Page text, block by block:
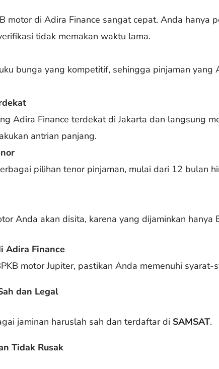
motor di Adira Finance sangat cepat. Anda hanya
tidak memakan waktu lama.
bunga yang kompetitif, sehingga pinjaman yang
Adira Finance terdekat di Jakarta dan langsung
antrian panjang.
pilihan tenor pinjaman, mulai dari 12 bulan
Anda akan disita, karena yang dijaminkan hanya
Adira Finance
motor Jupiter, pastikan Anda memenuhi syarat-
dan Legal
jaminan haruslah sah dan terdaftar di SAMSAT.
Tidak Rusak